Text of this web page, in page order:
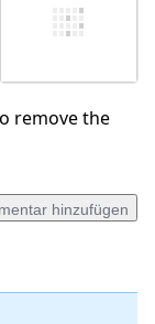
remove the
hinzufügen